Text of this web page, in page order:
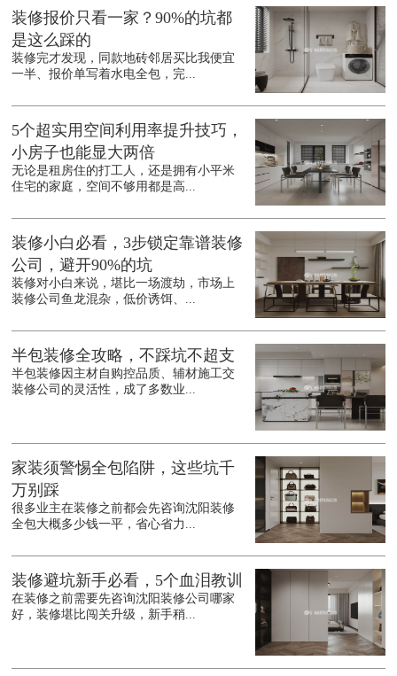
装修报价只看一家？90%的坑都
是这么踩的
装修完才发现，同款地砖邻居买比我便宜
一半、报价单写着水电全包，完...
5个超实用空间利用率提升技巧，
小房子也能显大两倍
无论是租房住的打工人，还是拥有小平米
住宅的家庭，空间不够用都是高...
装修小白必看，3步锁定靠谱装修
公司，避开90%的坑
装修对小白来说，堪比一场渡劫，市场上
装修公司鱼龙混杂，低价诱饵、...
半包装修全攻略，不踩坑不超支
半包装修因主材自购控品质、辅材施工交
装修公司的灵活性，成了多数业...
家装须警惕全包陷阱，这些坑千
万别踩
很多业主在装修之前都会先咨询沈阳装修
全包大概多少钱一平，省心省力...
装修避坑新手必看，5个血泪教训
在装修之前需要先咨询沈阳装修公司哪家
好，装修堪比闯关升级，新手稍...